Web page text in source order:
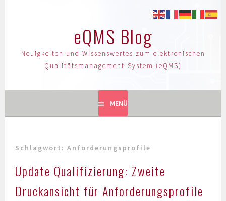
eQMS Blog
Neuigkeiten und Wissenswertes zum elektronischen
Qualitätsmanagement-System (eQMS)
MENÜ
Schlagwort:Anforderungsprofile
Update Qualifizierung: Zweite
Druckansicht für Anforderungsprofile